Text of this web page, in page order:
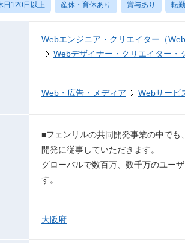
日120日以上 産休・育休あり 賞与あり 転
Webエンジニア・クリエイター（
Webデザイナー・クリエイター・
Web・広告・メディア Webサービ
■フェンリルの共同開発事業の中でも
開発に従事していただきます。
グローバルで数百万、数千万のユー
す。
大阪府